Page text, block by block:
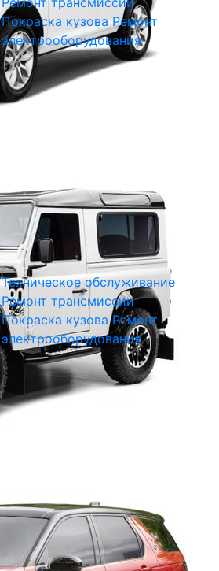
Покраска кузова Ремонт
электрооборудования
Техническое обслуживание
Ремонт трансмиссии
Покраска кузова Ремонт
электрооборудования